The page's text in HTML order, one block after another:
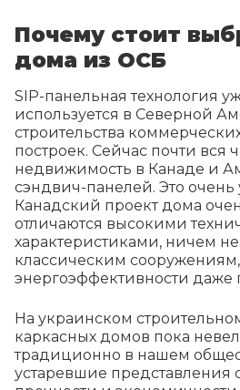
Почему стоит
дома из ОСБ
SIP-панельная технология
используется в Северной
строительства
построек. Сейчас почти вся
недвижимость в Канаде и
сэндвич-панелей. Это очень
Канадский проект дома
отличаются высокими
характеристиками, ничем не
классическим
энергоэффективности даже
На украинском
каркасных домов пока
традиционно в нашем
устаревшие представления